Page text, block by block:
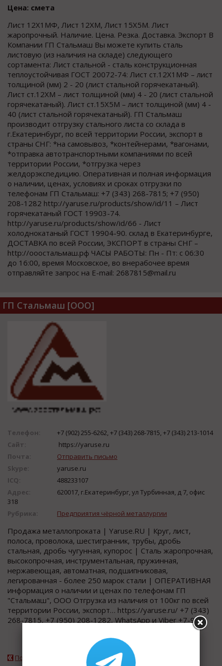
Цена: смета
Лист 12Х1МФ, Лист 12ХМ, Лист 15Х5М. Лист
жаропрочный. Наличие. Цена. Резка. Доставка. Экспорт В
Компании ГП Стальмаш Вы можете купить сталь
листовую (из наличия на складе) следующего
сортамента: Лист стальной - сталь конструкционная
теплоустойчивая ГОСТ 20072-74: Лист ст.12Х1МФ – лист
толщиной (мм) 2 - 20 (лист стальной горячекатаный).
Лист ст.12ХМ – лист толщиной (мм) 4 - 20 (лист стальной
горячекатаный). Лист ст.15Х5М – лист толщиной (мм) 4 -
40 (лист стальной горячекатаный). ГП Стальмаш
производит отгрузку стального листа со склада в
г.Екатеринбург, по всей территории России, экспорт в
страны СНГ: *на самовывоз, *контейнерами, *вагонами,
*отправка автотранспортными компаниями по всей
территории России, *отгрузка через
желдорэкспедицию. Оперативная и полная информация
о наличии, ценах, условиях и сроках отгрузки по
телефонам ГП Стальмаш: +7 (343) 268-7815; +7 (950)
208-1282 http://yaruse.ru/products/show/id/11 – Лист
горячекатаный ГОСТ 19903-74.
http://yaruse.ru/products/show/id/66 - Лист
холоднокатаный ГОСТ 19904-90. склад в Екатеринбурге,
ДОСТАВКА по всей России, ЭКСПОРТ в страны СНГ –
http://ооостальмаш.рф ЧАСЫ РАБОТЫ: Пн - Пт: с 06:30
до 16:00, время Московское, во внерабочее время
отправляйте запрос на E-mail: 2687815@mail.ru
ГП Стальмаш [ООО]
Телефон:
+7 (902) 255-6262, +7 (343) 268-7815, +7 (343) 213-1014
Сайт:
https://yaruse.ru
Почта:
Отправить письмо
Skype:
yaruse.ru
ICQ:
488233107
Адрес:
620017, г.Екатеринбург, ул Турбинная, д 7, офис
318
Рубрика:
Предприятия чёрной металлургии
Продажа металлопроката | Yaruse.RU | Круг, лист,
полоса, проволока, шестигранник, трубы, дробь
стальная, дробь чугунная, купорос | Сталь жаропрочная,
высокопрочная, инструментальная, пружинная,
нержавеющая, автоматная, подшипниковая,
легированная - более 250 марок стали | ОПЕРАТИВНАЯ
информация о наличии и ценах по телефонам ГП
"Стальмаш", ООО Отгрузка из наличия от 100кг по всей
территории России, экспорт… https://yaruse.ru/ +7 (343)
268-7815, +7 (950) 208-1282, WhatsApp и Viber +7-9...
Подробнее о компании